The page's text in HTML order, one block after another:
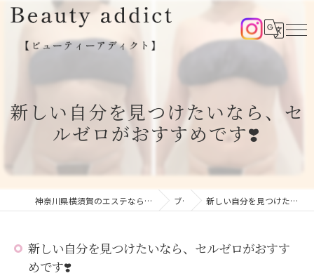
新しい自分を見つけたいなら、セ
ルゼロがおすすめです❣️
神奈川県横須賀のエステならBeauty addict【ビューティーアディクト】 ブログ 新しい自分を見つけたいなら、セルゼロがおすすめです❣️
新しい自分を見つけたいなら、セルゼロがおすす
めです❣️